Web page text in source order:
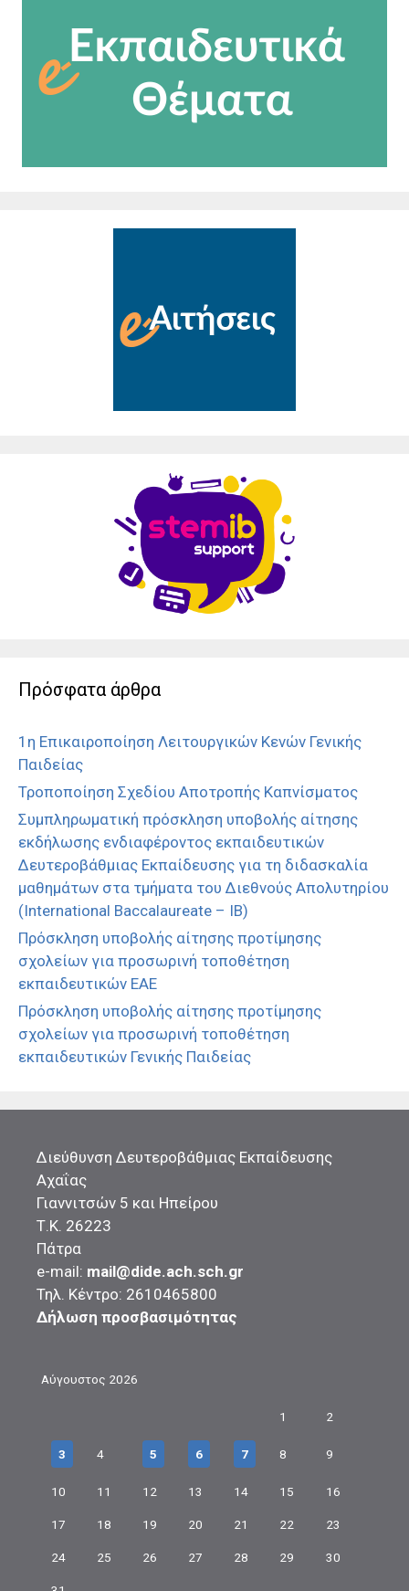
Πρόσφατα άρθρα
1η Επικαιροποίηση Λειτουργικών Κενών Γενικής
Παιδείας
Τροποποίηση Σχεδίου Αποτροπής Καπνίσματος
Συμπληρωματική πρόσκληση υποβολής αίτησης
εκδήλωσης ενδιαφέροντος εκπαιδευτικών
Δευτεροβάθμιας Εκπαίδευσης για τη διδασκαλία
μαθημάτων στα τμήματα του Διεθνούς Απολυτηρίου
(International Baccalaureate – IB)
Πρόσκληση υποβολής αίτησης προτίμησης
σχολείων για προσωρινή τοποθέτηση
εκπαιδευτικών ΕΑΕ
Πρόσκληση υποβολής αίτησης προτίμησης
σχολείων για προσωρινή τοποθέτηση
εκπαιδευτικών Γενικής Παιδείας
Διεύθυνση Δευτεροβάθμιας Εκπαίδευσης
Αχαΐας
Γιαννιτσών 5 και Ηπείρου
Τ.Κ. 26223
Πάτρα
e-mail: mail@dide.ach.sch.gr
Τηλ. Κέντρο: 2610465800
Δήλωση προσβασιμότητας
Αύγουστος 2026
1 2
3 4 5 6 7 8 9
10 11 12 13 14 15 16
17 18 19 20 21 22 23
24 25 26 27 28 29 30